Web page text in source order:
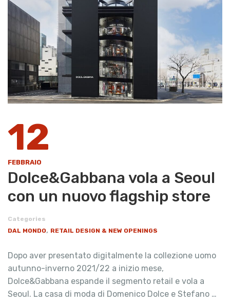
12
FEBBRAIO
Dolce&Gabbana vola a Seoul
con un nuovo flagship store
Categories
DAL MONDO, RETAIL DESIGN & NEW OPENINGS
Dopo aver presentato digitalmente la collezione uomo
autunno-inverno 2021/22 a inizio mese,
Dolce&Gabbana espande il segmento retail e vola a
Seoul. La casa di moda di Domenico Dolce e Stefano …